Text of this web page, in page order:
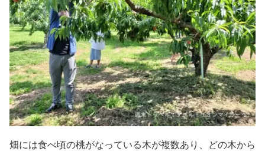
畑には食べ頃の桃がなっている木が複数あり、どの木から